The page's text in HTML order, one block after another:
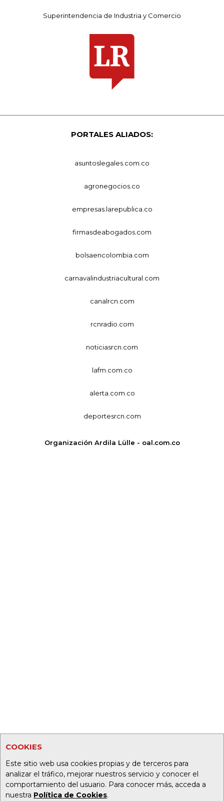
COOKIES
Este sitio web usa cookies propias y de terceros para
analizar el tráfico, mejorar nuestros servicio y conocer el
comportamiento del usuario. Para conocer más, acceda a
nuestra Política de Cookies.
Superintendencia de Industria y Comercio
PORTALES ALIADOS:
asuntoslegales.com.co
agronegocios.co
empresas.larepublica.co
firmasdeabogados.com
bolsaencolombia.com
carnavalindustriacultural.com
canalrcn.com
rcnradio.com
noticiasrcn.com
lafm.com.co
alerta.com.co
deportesrcn.com
Organización Ardila Lülle - oal.com.co